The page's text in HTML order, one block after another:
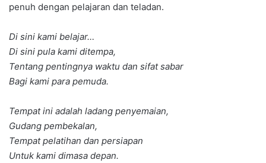
penuh dengan pelajaran dan teladan.
Di sini kami belajar…
Di sini pula kami ditempa,
Tentang pentingnya waktu dan sifat sabar
Bagi kami para pemuda.
Tempat ini adalah ladang penyemaian,
Gudang pembekalan,
Tempat pelatihan dan persiapan
Untuk kami dimasa depan.